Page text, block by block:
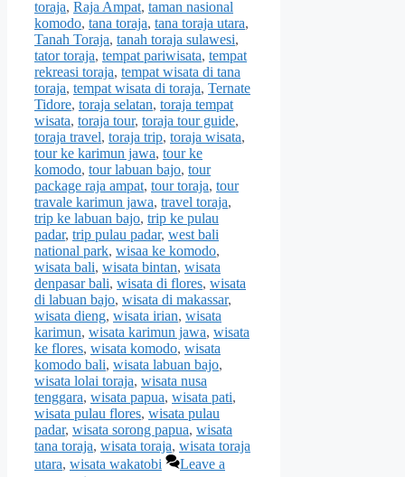
toraja, Raja Ampat, taman nasional
komodo, tana toraja, tana toraja utara,
Tanah Toraja, tanah toraja sulawesi,
tator toraja, tempat pariwisata, tempat
rekreasi toraja, tempat wisata di tana
toraja, tempat wisata di toraja, Ternate
Tidore, toraja selatan, toraja tempat
wisata, toraja tour, toraja tour guide,
toraja travel, toraja trip, toraja wisata,
tour ke karimun jawa, tour ke
komodo, tour labuan bajo, tour
package raja ampat, tour toraja, tour
travale karimun jawa, travel toraja,
trip ke labuan bajo, trip ke pulau
padar, trip pulau padar, west bali
national park, wisaa ke komodo,
wisata bali, wisata bintan, wisata
denpasar bali, wisata di flores, wisata
di labuan bajo, wisata di makassar,
wisata dieng, wisata irian, wisata
karimun, wisata karimun jawa, wisata
ke flores, wisata komodo, wisata
komodo bali, wisata labuan bajo,
wisata lolai toraja, wisata nusa
tenggara, wisata papua, wisata pati,
wisata pulau flores, wisata pulau
padar, wisata sorong papua, wisata
tana toraja, wisata toraja, wisata toraja
utara, wisata wakatobi
Leave a